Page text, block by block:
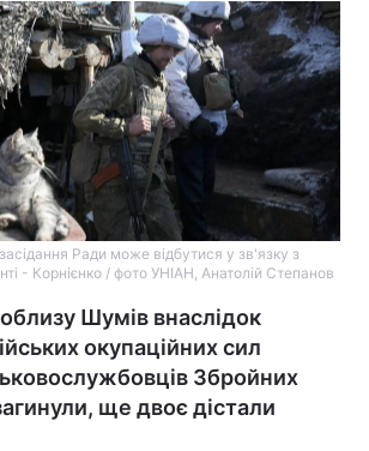
Ради може відбутися у зв'язку з
- Корнієнко / фото УНІАН, Анатолій Степанов
Шумів внаслідок
окупаційних сил
Збройних
ще двоє дістали